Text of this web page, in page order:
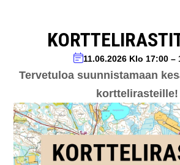
11.06.2026 Klo 17:00 –
Tervetuloa suunnistamaan
korttelirasteille!